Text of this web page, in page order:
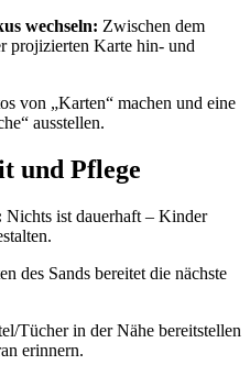
wechseln: Zwischen dem
projizierten Karte hin- und
von „Karten“ machen und eine
ausstellen.
und Pflege
Nichts ist dauerhaft – Kinder
des Sands bereitet die nächste
Tücher in der Nähe bereitstellen
erinnern.